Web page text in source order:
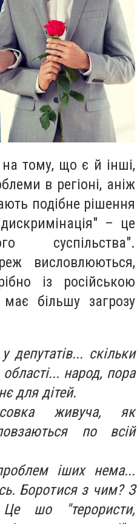
тому, що є й інші,
в регіоні, аніж
подібне рішення
– це
суспільства".
висловлюються,
із російською
більшу загрозу
депутатів... скільки
народ, пора
для дітей.
совка живуча, як
по всій
іших нема...
Боротися з чим? З
Це шо "терористи,